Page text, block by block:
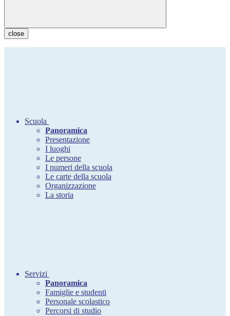
close
Scuola
Panoramica
Presentazione
I luoghi
Le persone
I numeri della scuola
Le carte della scuola
Organizzazione
La storia
Servizi
Panoramica
Famiglie e studenti
Personale scolastico
Percorsi di studio